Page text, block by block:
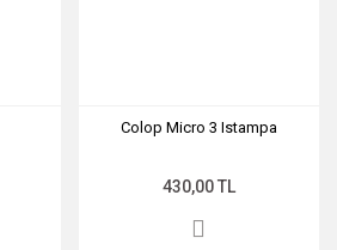
Colop Micro 3 Istampa
430,00 TL